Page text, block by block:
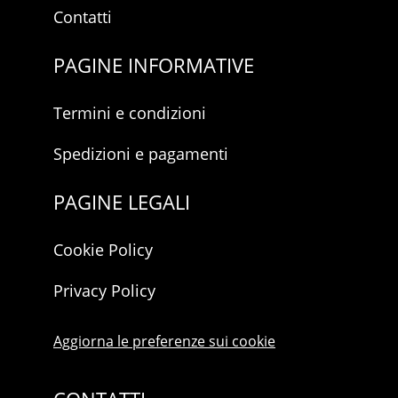
Contatti
PAGINE INFORMATIVE
Termini e condizioni
Spedizioni e pagamenti
PAGINE LEGALI
Cookie Policy
Privacy Policy
Aggiorna le preferenze sui cookie